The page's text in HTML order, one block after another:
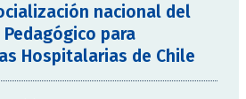
nacional del
para
Hospitalarias de Chile